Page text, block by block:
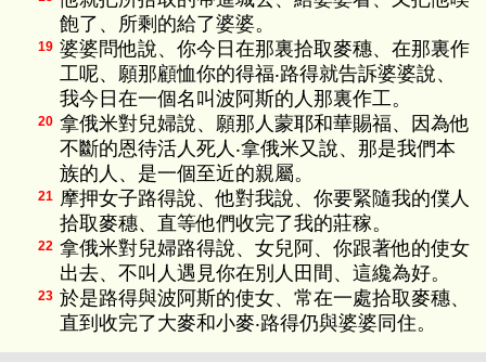
飽了、所剩的給了婆婆。
19 婆婆問他說、你今日在那裏拾取麥穗、在那裏作
工呢、願那顧恤你的得福‧路得就告訴婆婆說、
我今日在一個名叫波阿斯的人那裏作工。
20 拿俄米對兒婦說、願那人蒙耶和華賜福、因為他
不斷的恩待活人死人‧拿俄米又說、那是我們本
族的人、是一個至近的親屬。
21 摩押女子路得說、他對我說、你要緊隨我的僕人
拾取麥穗、直等他們收完了我的莊稼。
22 拿俄米對兒婦路得說、女兒阿、你跟著他的使女
出去、不叫人遇見你在別人田間、這纔為好。
23 於是路得與波阿斯的使女、常在一處拾取麥穗、
直到收完了大麥和小麥‧路得仍與婆婆同住。